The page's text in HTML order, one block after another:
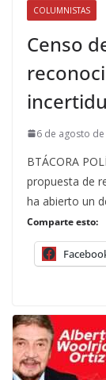
COLUMNISTAS
Censo
6 de agosto
BTÁCORA
propuesta de
ha abierto un
Comparte esto: